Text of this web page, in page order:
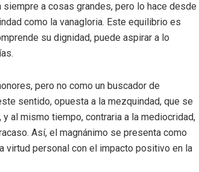
a cosas grandes, pero lo hace desde
como la vanagloria. Este equilibrio es
su dignidad, puede aspirar a lo
pero no como un buscador de
sentido, opuesta a la mezquindad, que se
al mismo tiempo, contraria a la mediocridad,
Así, el magnánimo se presenta como
virtud personal con el impacto positivo en la